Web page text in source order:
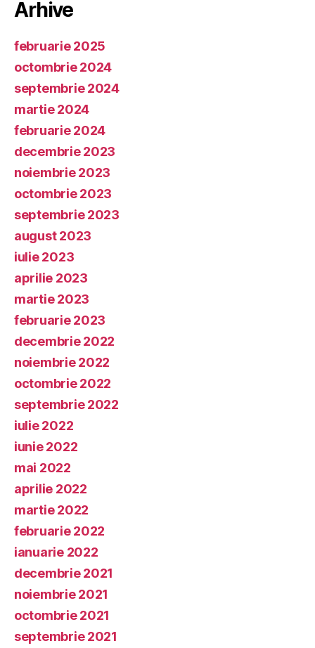
Arhive
februarie 2025
octombrie 2024
septembrie 2024
martie 2024
februarie 2024
decembrie 2023
noiembrie 2023
octombrie 2023
septembrie 2023
august 2023
iulie 2023
aprilie 2023
martie 2023
februarie 2023
decembrie 2022
noiembrie 2022
octombrie 2022
septembrie 2022
iulie 2022
iunie 2022
mai 2022
aprilie 2022
martie 2022
februarie 2022
ianuarie 2022
decembrie 2021
noiembrie 2021
octombrie 2021
septembrie 2021